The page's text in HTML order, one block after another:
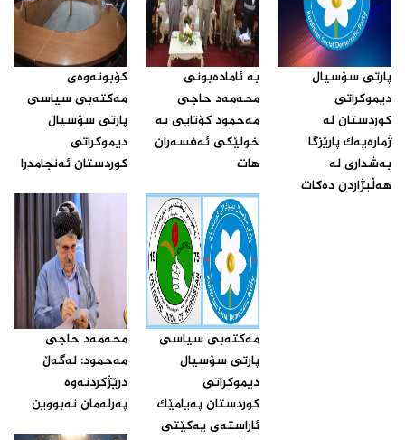
پارتی سۆسیال
دیموكراتی
كوردستان له‌
ژماره‌یه‌ك پارێزگا
به‌شداری له‌
هه‌ڵبژاردن ده‌كات‌
بە ئامادەبونی
محەمەد حاجی
مەحمود کۆتایی بە
خولێکی ئەفسەران
هات‌
كۆبونه‌وه‌ی
مه‌كته‌بی سیاسی
پارتی سۆسیال
دیموكراتی
كوردستان ئه‌نجامدرا‌
مه‌كته‌بی سیاسی
پارتی سۆسیال
دیموكراتی
كوردستان په‌یامێك
ئاراسته‌ی یه‌كێتی
محه‌مه‌د حاجی
مه‌حمود: له‌گه‌ڵ
درێژكردنه‌وه‌
په‌رله‌مان نه‌بووین‌